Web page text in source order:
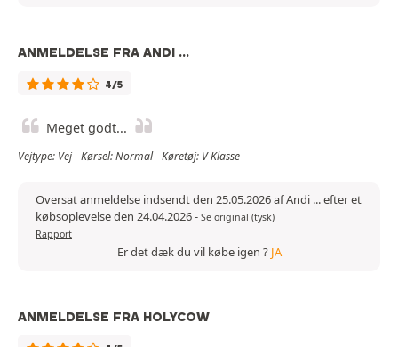
ANMELDELSE FRA ANDI ...
4/5
Meget godt...
Vejtype: Vej - Kørsel: Normal - Køretøj: V Klasse
Oversat anmeldelse indsendt den 25.05.2026 af Andi ... efter et
købsoplevelse den 24.04.2026- Se original (tysk)
Rapport
Er det dæk du vil købe igen ? JA
ANMELDELSE FRA HOLYCOW